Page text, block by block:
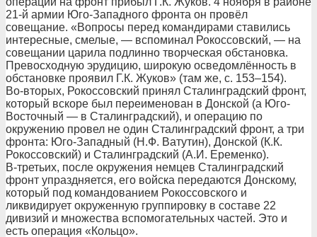
21-й армии Юго-Западного фронта он провёл
совещание. «Вопросы перед командирами ставились
интересные, смелые, — вспоминал Рокоссовский, — на
совещании царила подлинно творческая обстановка.
Превосходную эрудицию, широкую осведомлённость в
обстановке проявил Г.К. Жуков» (там же, с. 153–154).
Во-вторых, Рокоссовский принял Сталинградский фронт,
который вскоре был переименован в Донской (а Юго-
Восточный — в Сталинградский), и операцию по
окружению провел не один Сталинградский фронт, а три
фронта: Юго-Западный (Н.Ф. Ватутин), Донской (К.К.
Рокоссовский) и Сталинградский (А.И. Еременко).
В-третьих, после окружения немцев Сталинградский
фронт упраздняется, его войска передаются Донскому,
который под командованием Рокоссовского и
ликвидирует окруженную группировку в составе 22
дивизий и множества вспомогательных частей. Это и
есть операция «Кольцо».